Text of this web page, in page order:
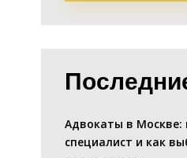
Адвокаты в Москве:
специалист и как